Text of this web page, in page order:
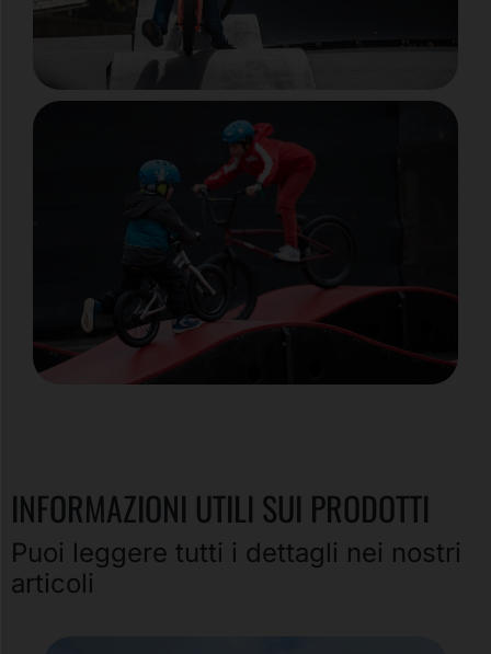
INFORMAZIONI UTILI SUI PRODOTTI
Puoi leggere tutti i dettagli nei nostri
articoli